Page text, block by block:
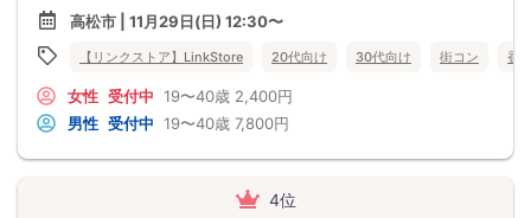
高松市 | 11月29日(日) 12:30〜
【リンクストア】LinkStore 20代向け 30代向け 街コン 香
女性 受付中 19〜40歳 2,400円
男性 受付中 19〜40歳 7,800円
4位